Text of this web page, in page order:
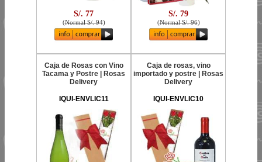
S/. 77
(Normal S/. 94)
S/. 79
(Normal S/. 96)
Caja de Rosas con Vino
Tacama y Postre | Rosas
Delivery
IQUI-ENVLIC11
Caja de rosas, vino
importado y postre | Rosas
Delivery
IQUI-ENVLIC10